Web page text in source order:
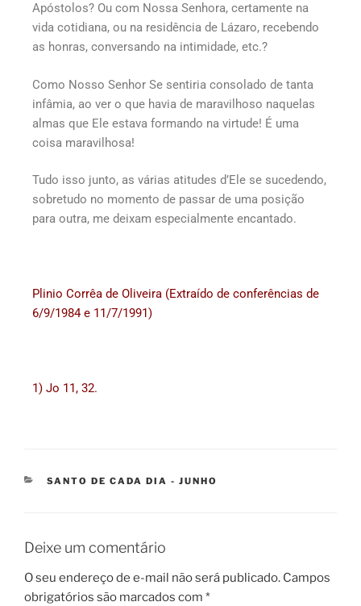
Apóstolos? Ou com Nossa Senhora, certamente na
vida cotidiana, ou na residência de Lázaro, recebendo
as honras, conversando na intimidade, etc.?
Como Nosso Senhor Se sentiria consolado de tanta
infâmia, ao ver o que havia de maravilhoso naquelas
almas que Ele estava formando na virtude! É uma
coisa maravilhosa!
Tudo isso junto, as várias atitudes d’Ele se sucedendo,
sobretudo no momento de passar de uma posição
para outra, me deixam especialmente encantado.
Plinio Corrêa de Oliveira (Extraído de conferências de
6/9/1984 e 11/7/1991)
1) Jo 11, 32.
SANTO DE CADA DIA - JUNHO
Deixe um comentário
O seu endereço de e-mail não será publicado. Campos
obrigatórios são marcados com *